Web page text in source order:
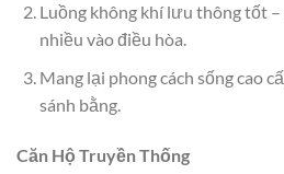
Luồng không khí lưu thông tốt
nhiều vào điều hòa.
Mang lại phong cách sống cao
sánh bằng.
Căn Hộ Truyền Thống